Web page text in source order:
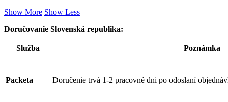
Show More Show Less
Doručovanie Slovenská republika:
Služba Poznámka
Packeta Doručenie trvá 1-2 pracovné dni po odoslaní